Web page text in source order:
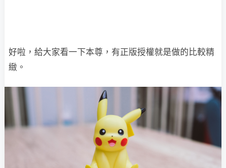
好啦，給大家看一下本尊，有正版授權就是做的比較精
緻。